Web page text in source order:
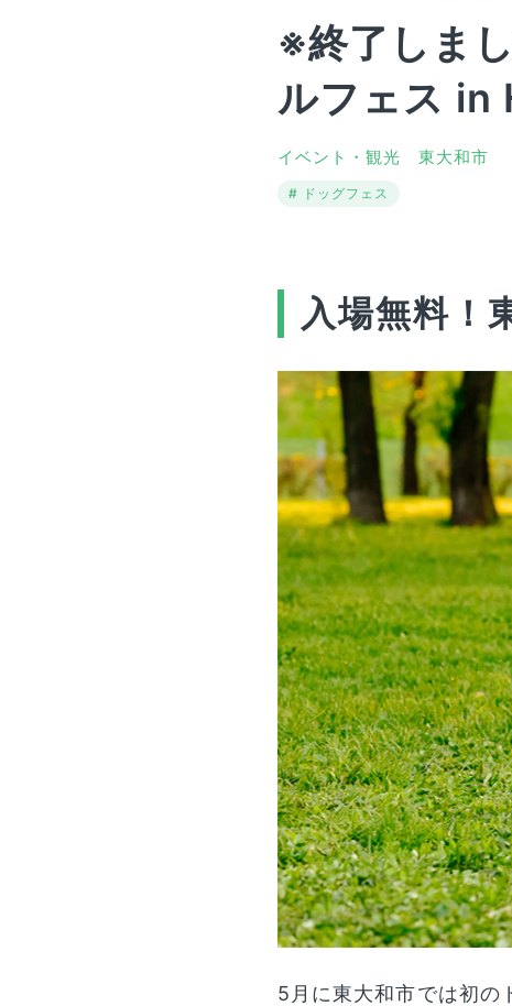
※終了しま
ルフェス in
イベント・観光 東大和市
ドッグフェス
入場無料！
5月に東大和市では初の